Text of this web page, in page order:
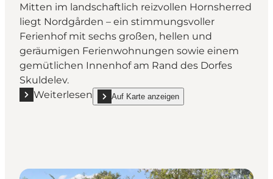
Mitten im landschaftlich reizvollen Hornsherred
liegt Nordgården – ein stimmungsvoller
Ferienhof mit sechs großen, hellen und
geräumigen Ferienwohnungen sowie einem
gemütlichen Innenhof am Rand des Dorfes
Skuldelev.
Weiterlesen
Mehr erfahren "Nordgården – Urlaub auf dem Land
Auf Karte anzeigen
show Nordgården – Urlaub auf dem Land in